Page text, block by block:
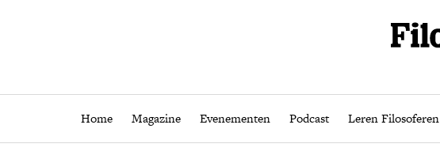
Home Magazine Evenementen Podcast Leren Filosoferen
Home Magazine Evenementen Podcast